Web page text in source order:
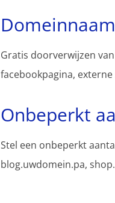
Gratis doorverwijzen
facebookpagina, externe
Onbeperkt
Stel een onbeperkt
blog.uwdomein.pa,